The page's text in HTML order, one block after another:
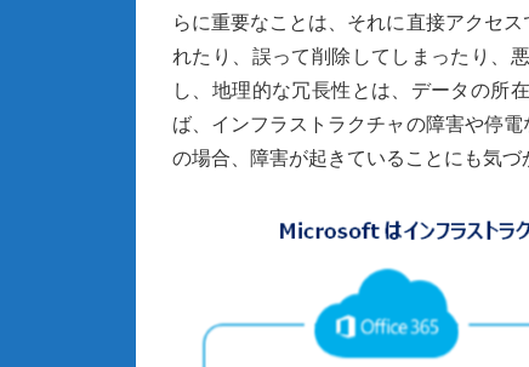
らに重要なことは、それに直接アクセ
れたり、誤って削除してしまったり、
し、地理的な冗長性とは、データの所
ば、インフラストラクチャの障害や停
の場合、障害が起きていることにも気